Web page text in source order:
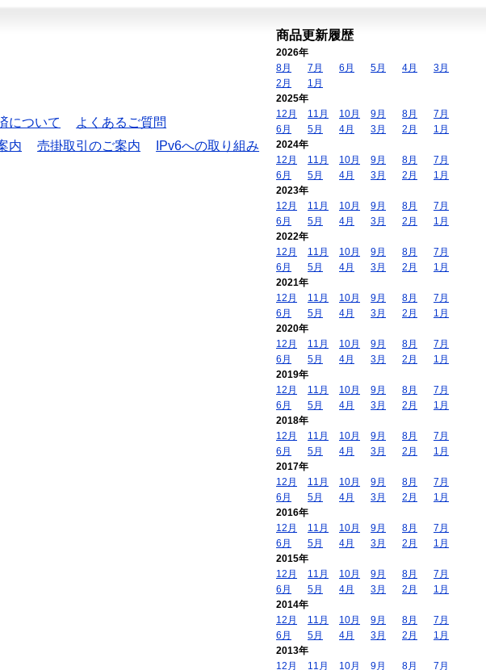
について
よくあるご質問
内 売掛取引のご案内
IPv6への取り組み
商品更新履歴
2026年
8月
7月 6月 5月 4月
3月
2月
1月
2025年
12月
11月 10月 9月 8月
7月
6月
5月 4月 3月 2月
1月
2024年
12月
11月 10月 9月 8月
7月
6月
5月 4月 3月 2月
1月
2023年
12月
11月 10月 9月 8月
7月
6月
5月 4月 3月 2月
1月
2022年
12月
11月 10月 9月 8月
7月
6月
5月 4月 3月 2月
1月
2021年
12月
11月 10月 9月 8月
7月
6月
5月 4月 3月 2月
1月
2020年
12月
11月 10月 9月 8月
7月
6月
5月 4月 3月 2月
1月
2019年
12月
11月 10月 9月 8月
7月
6月
5月 4月 3月 2月
1月
2018年
12月
11月 10月 9月 8月
7月
6月
5月 4月 3月 2月
1月
2017年
12月
11月 10月 9月 8月
7月
6月
5月 4月 3月 2月
1月
2016年
12月
11月 10月 9月 8月
7月
6月
5月 4月 3月 2月
1月
2015年
12月
11月 10月 9月 8月
7月
6月
5月 4月 3月 2月
1月
2014年
12月
11月 10月 9月 8月
7月
6月
5月 4月 3月 2月
1月
2013年
12月
11月 10月 9月 8月 7月